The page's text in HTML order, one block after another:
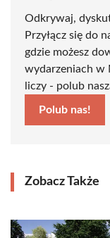
Odkrywaj,
Przyłącz się do
gdzie możesz
wydarzeniach w
liczy - polub
Polub nas!
Zobacz Także